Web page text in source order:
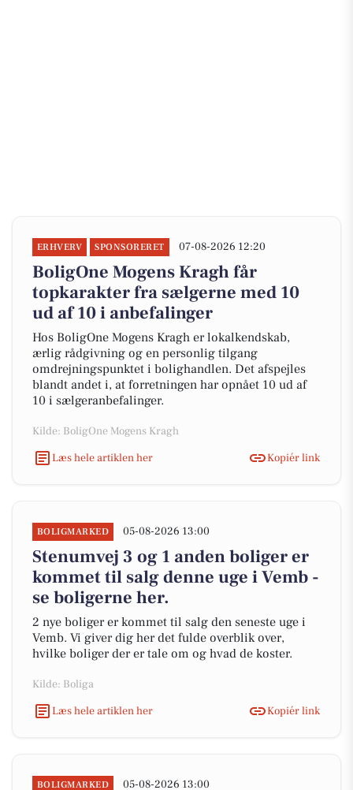
ERHVERV SPONSORERET 07-08-2026 12:20
BoligOne Mogens Kragh får
topkarakter fra sælgerne med 10
ud af 10 i anbefalinger
Hos BoligOne Mogens Kragh er lokalkendskab,
ærlig rådgivning og en personlig tilgang
omdrejningspunktet i bolighandlen. Det afspejles
blandt andet i, at forretningen har opnået 10 ud af
10 i sælgeranbefalinger.
Kilde: BoligOne Mogens Kragh
Læs hele artiklen her
Kopiér link
BOLIGMARKED 05-08-2026 13:00
Stenumvej 3 og 1 anden boliger er
kommet til salg denne uge i Vemb -
se boligerne her.
2 nye boliger er kommet til salg den seneste uge i
Vemb. Vi giver dig her det fulde overblik over,
hvilke boliger der er tale om og hvad de koster.
Kilde: Boliga
Læs hele artiklen her
Kopiér link
BOLIGMARKED 05-08-2026 13:00